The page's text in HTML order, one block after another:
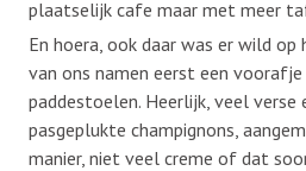
plaatselijk cafe maar met meer
En hoera, ook daar was er wild op
van ons namen eerst een
paddestoelen. Heerlijk, veel verse
pasgeplukte champignons,
manier, niet veel creme of dat